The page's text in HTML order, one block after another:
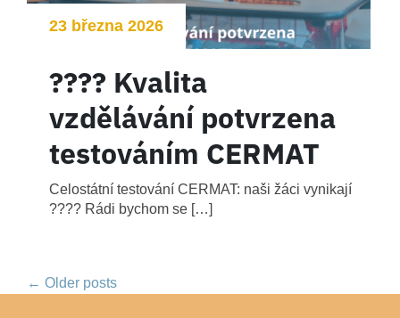
23 března 2026
???? Kvalita
vzdělávání potvrzena
testováním CERMAT
Celostátní testování CERMAT: naši žáci vynikají
???? Rádi bychom se […]
← Older posts